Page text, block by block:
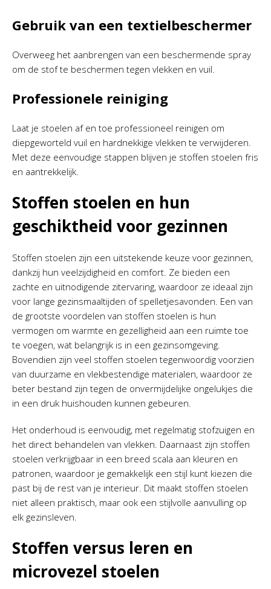
Gebruik van een textielbeschermer
Overweeg het aanbrengen van een beschermende spray
om de stof te beschermen tegen vlekken en vuil.
Professionele reiniging
Laat je stoelen af en toe professioneel reinigen om
diepgeworteld vuil en hardnekkige vlekken te verwijderen.
Met deze eenvoudige stappen blijven je stoffen stoelen fris
en aantrekkelijk.
Stoffen stoelen en hun
geschiktheid voor gezinnen
Stoffen stoelen zijn een uitstekende keuze voor gezinnen,
dankzij hun veelzijdigheid en comfort. Ze bieden een
zachte en uitnodigende zitervaring, waardoor ze ideaal zijn
voor lange gezinsmaaltijden of spelletjesavonden. Een van
de grootste voordelen van stoffen stoelen is hun
vermogen om warmte en gezelligheid aan een ruimte toe
te voegen, wat belangrijk is in een gezinsomgeving.
Bovendien zijn veel stoffen stoelen tegenwoordig voorzien
van duurzame en vlekbestendige materialen, waardoor ze
beter bestand zijn tegen de onvermijdelijke ongelukjes die
in een druk huishouden kunnen gebeuren.
Het onderhoud is eenvoudig, met regelmatig stofzuigen en
het direct behandelen van vlekken. Daarnaast zijn stoffen
stoelen verkrijgbaar in een breed scala aan kleuren en
patronen, waardoor je gemakkelijk een stijl kunt kiezen die
past bij de rest van je interieur. Dit maakt stoffen stoelen
niet alleen praktisch, maar ook een stijlvolle aanvulling op
elk gezinsleven.
Stoffen versus leren en
microvezel stoelen